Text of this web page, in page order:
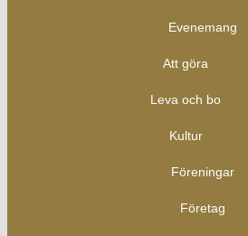
Evenemang
Att göra
Leva och bo
Kultur
Föreningar
Företag